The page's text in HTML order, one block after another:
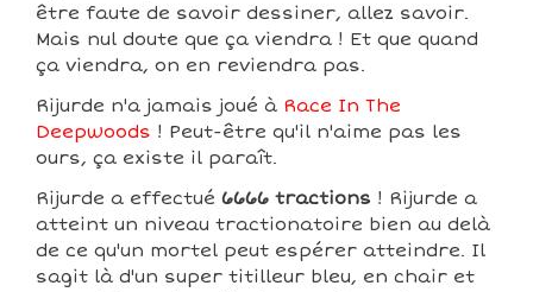
être faute de savoir dessiner, allez savoir.
Mais nul doute que ça viendra ! Et que quand
ça viendra, on en reviendra pas.
Rijurde n'a jamais joué à Race In The
Deepwoods ! Peut-être qu'il n'aime pas les
ours, ça existe il paraît.
Rijurde a effectué 6666 tractions ! Rijurde a
atteint un niveau tractionatoire bien au delà
de ce qu'un mortel peut espérer atteindre. Il
sagit là d'un super titilleur bleu, en chair et